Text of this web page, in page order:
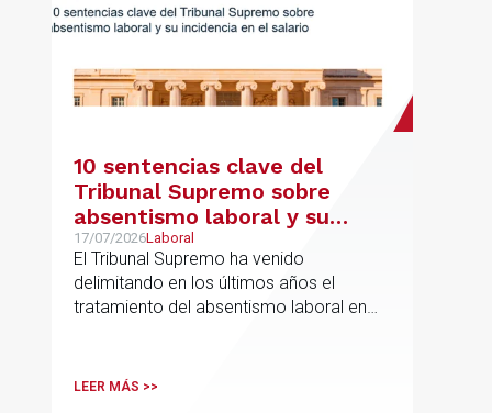
10 sentencias clave del
Tribunal Supremo sobre
absentismo laboral y su
incidencia en el salario
17/07/2026Laboral
El Tribunal Supremo ha venido
delimitando en los últimos años el
tratamiento del absentismo laboral en
asistencia, complementos de
LEER MÁS >>